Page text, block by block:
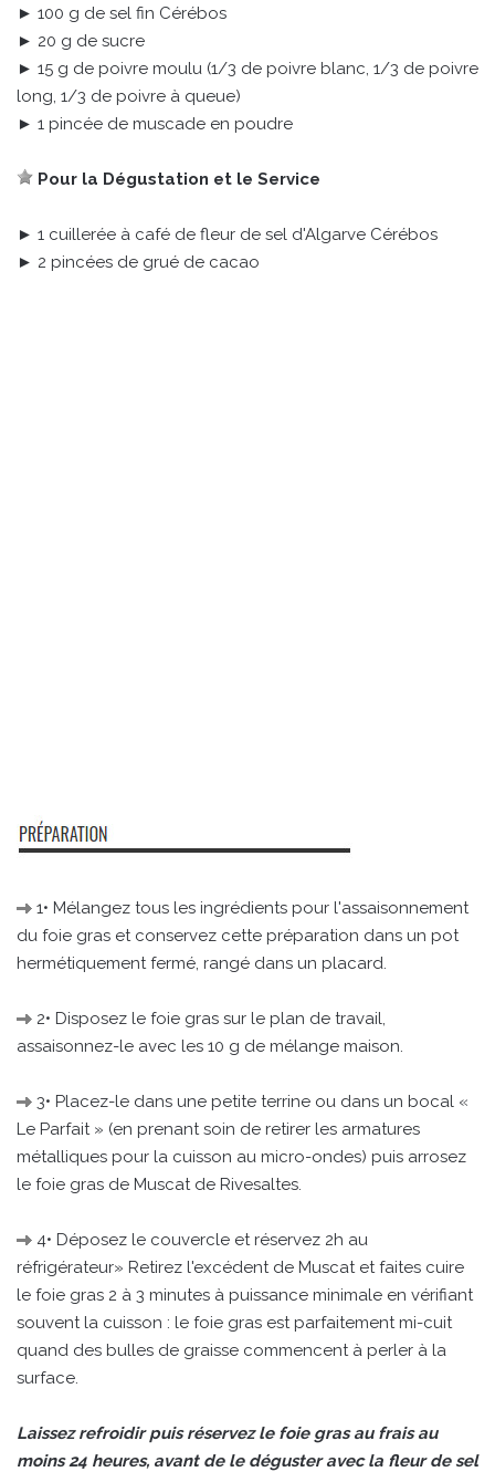
► 100 g de sel fin Cérébos
► 20 g de sucre
► 15 g de poivre moulu (1/3 de poivre blanc, 1/3 de poivre
long, 1/3 de poivre à queue)
► 1 pincée de muscade en poudre
Pour la Dégustation et le Service
► 1 cuillerée à café de fleur de sel d'Algarve Cérébos
► 2 pincées de grué de cacao
1• Mélangez tous les ingrédients pour l'assaisonnement
du foie gras et conservez cette préparation dans un pot
hermétiquement fermé, rangé dans un placard.
2• Disposez le foie gras sur le plan de travail,
assaisonnez-le avec les 10 g de mélange maison.
3• Placez-le dans une petite terrine ou dans un bocal «
Le Parfait » (en prenant soin de retirer les armatures
métalliques pour la cuisson au micro-ondes) puis arrosez
le foie gras de Muscat de Rivesaltes.
4• Déposez le couvercle et réservez 2h au
réfrigérateur» Retirez l'excédent de Muscat et faites cuire
le foie gras 2 à 3 minutes à puissance minimale en vérifiant
souvent la cuisson : le foie gras est parfaitement mi-cuit
quand des bulles de graisse commencent à perler à la
surface.
Laissez refroidir puis réservez le foie gras au frais au
moins 24 heures, avant de le déguster avec la fleur de sel